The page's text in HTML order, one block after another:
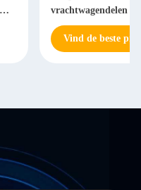
vrachtwagendelen
Vind de beste